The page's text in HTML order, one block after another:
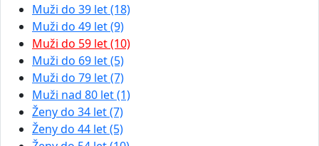
Muži do 39 let (18)
Muži do 49 let (9)
Muži do 59 let (10)
Muži do 69 let (5)
Muži do 79 let (7)
Muži nad 80 let (1)
Ženy do 34 let (7)
Ženy do 44 let (5)